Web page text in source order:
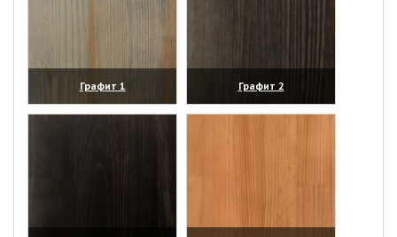
Графит 1
(увеличить)
Графит 2
(увеличить)